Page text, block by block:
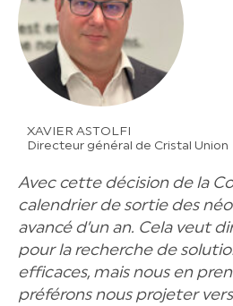
XAVIER ASTOLFI
Directeur général de Cristal Union
Avec cette décision de la
calendrier de sortie des
avancé d’un an. Cela veut
pour la recherche de
efficaces, mais nous en
préférons nous projeter vers